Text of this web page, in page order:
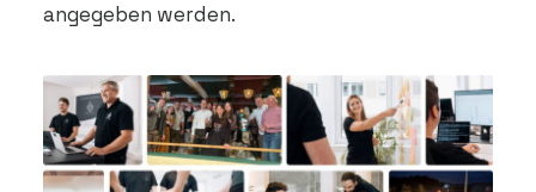
angegeben werden.